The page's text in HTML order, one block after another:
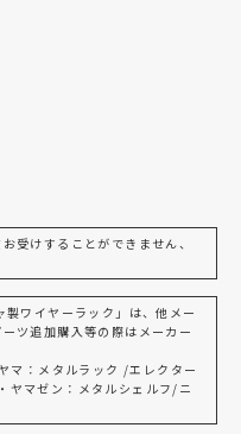
受けすることができません、
製ワイヤーラック」は、他メー
ツ追加購入等の際はメーカー
マ：メタルラック /エレクター
ヤマゼン：メタルシェルフ/ニ